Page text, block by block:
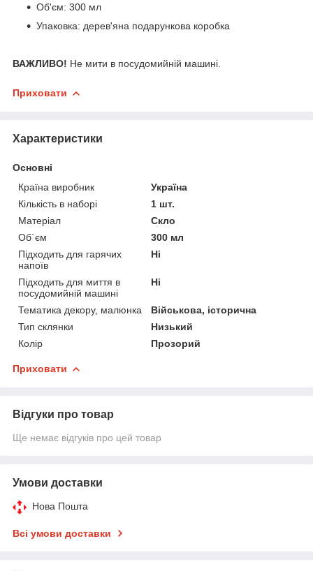
Об'єм: 300 мл
Упаковка: дерев'яна подарункова коробка
ВАЖЛИВО! Не мити в посудомийній машині.
Приховати
Характеристики
Основні
Країна виробник
Україна
Кількість в наборі
1 шт.
Матеріал
Скло
Об`єм
300 мл
Підходить для гарячих
напоїв
Ні
Підходить для миття в
посудомийній машині
Ні
Тематика декору, малюнка
Військова, історична
Тип склянки
Низький
Колір
Прозорий
Приховати
Відгуки про товар
Ще немає відгуків про цей товар
Умови доставки
Нова Пошта
Всі умови доставки